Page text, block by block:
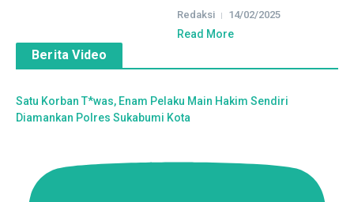
Redaksi 14/02/2025
Read More
Berita Video
Satu Korban T*was, Enam Pelaku Main Hakim Sendiri
Diamankan Polres Sukabumi Kota